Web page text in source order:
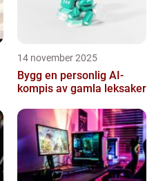
14 november 2025
Bygg en personlig AI-
kompis av gamla leksaker